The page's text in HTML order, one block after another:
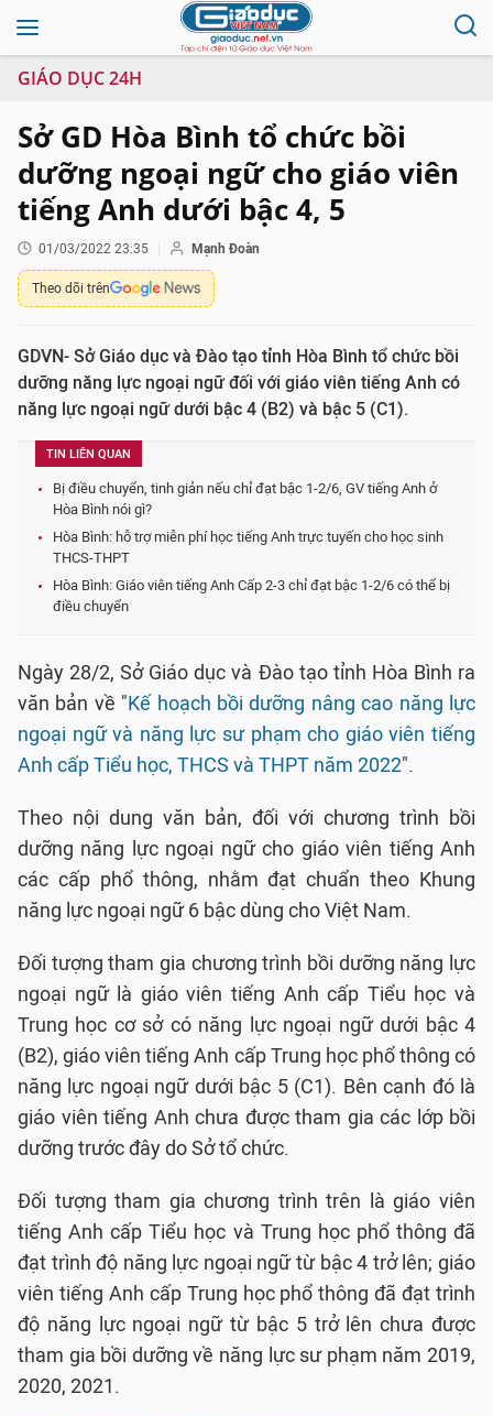
GIÁO DỤC 24H
Sở GD Hòa Bình tổ chức bồi
dưỡng ngoại ngữ cho giáo viên
tiếng Anh dưới bậc 4, 5
01/03/2022 23:35 Mạnh Đoàn
Theo dõi trên
GDVN- Sở Giáo dục và Đào tạo tỉnh Hòa Bình tổ chức bồi
dưỡng năng lực ngoại ngữ đối với giáo viên tiếng Anh có
năng lực ngoại ngữ dưới bậc 4 (B2) và bậc 5 (C1).
TIN LIÊN QUAN
Bị điều chuyển, tinh giản nếu chỉ đạt bậc 1-2/6, GV tiếng Anh ở
Hòa Bình nói gì?
Hòa Bình: hỗ trợ miễn phí học tiếng Anh trực tuyến cho học sinh
THCS-THPT
Hòa Bình: Giáo viên tiếng Anh Cấp 2-3 chỉ đạt bậc 1-2/6 có thể bị
điều chuyển
Ngày 28/2, Sở Giáo dục và Đào tạo tỉnh Hòa Bình ra
văn bản về "Kế hoạch bồi dưỡng nâng cao năng lực
ngoại ngữ và năng lực sư phạm cho giáo viên tiếng
Anh cấp Tiểu học, THCS và THPT năm 2022".
Theo nội dung văn bản, đối với chương trình bồi
dưỡng năng lực ngoại ngữ cho giáo viên tiếng Anh
các cấp phổ thông, nhằm đạt chuẩn theo Khung
năng lực ngoại ngữ 6 bậc dùng cho Việt Nam.
Đối tượng tham gia chương trình bồi dưỡng năng lực
ngoại ngữ là giáo viên tiếng Anh cấp Tiểu học và
Trung học cơ sở có năng lực ngoại ngữ dưới bậc 4
(B2), giáo viên tiếng Anh cấp Trung học phổ thông có
năng lực ngoại ngữ dưới bậc 5 (C1). Bên cạnh đó là
giáo viên tiếng Anh chưa được tham gia các lớp bồi
dưỡng trước đây do Sở tổ chức.
Đối tượng tham gia chương trình trên là giáo viên
tiếng Anh cấp Tiểu học và Trung học phổ thông đã
đạt trình độ năng lực ngoại ngữ từ bậc 4 trở lên; giáo
viên tiếng Anh cấp Trung học phổ thông đã đạt trình
độ năng lực ngoại ngữ từ bậc 5 trở lên chưa được
tham gia bồi dưỡng về năng lực sư phạm năm 2019,
2020, 2021.